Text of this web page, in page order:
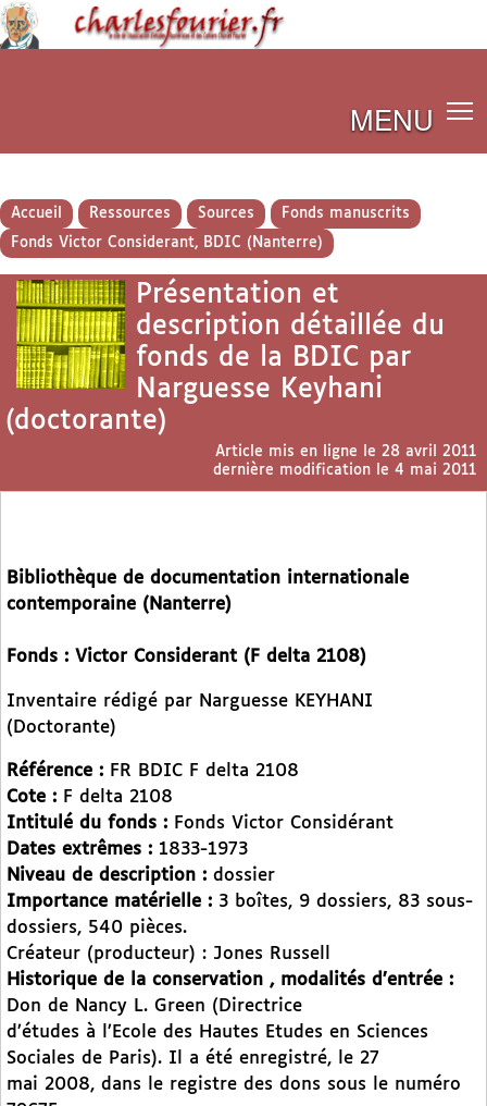
MENU
Accueil Ressources Sources
Fonds manuscrits
Fonds Victor Considerant, BDIC (Nanterre)
Présentation et
description détaillée du
fonds de la BDIC par
Narguesse Keyhani
(doctorante)
Article mis en ligne le 28 avril 2011
dernière modification le 4 mai 2011
Bibliothèque de documentation internationale
contemporaine (Nanterre)
Fonds : Victor Considerant (F delta 2108)
Inventaire rédigé par Narguesse KEYHANI
(Doctorante)
Référence : FR BDIC F delta 2108
Cote : F delta 2108
Intitulé du fonds : Fonds Victor Considérant
Dates extrêmes : 1833-1973
Niveau de description : dossier
Importance matérielle : 3 boîtes, 9 dossiers, 83 sous-
dossiers, 540 pièces.
Créateur (producteur) : Jones Russell
Historique de la conservation , modalités d’entrée :
Don de Nancy L. Green (Directrice
d’études à l’Ecole des Hautes Etudes en Sciences
Sociales de Paris). Il a été enregistré, le 27
mai 2008, dans le registre des dons sous le numéro